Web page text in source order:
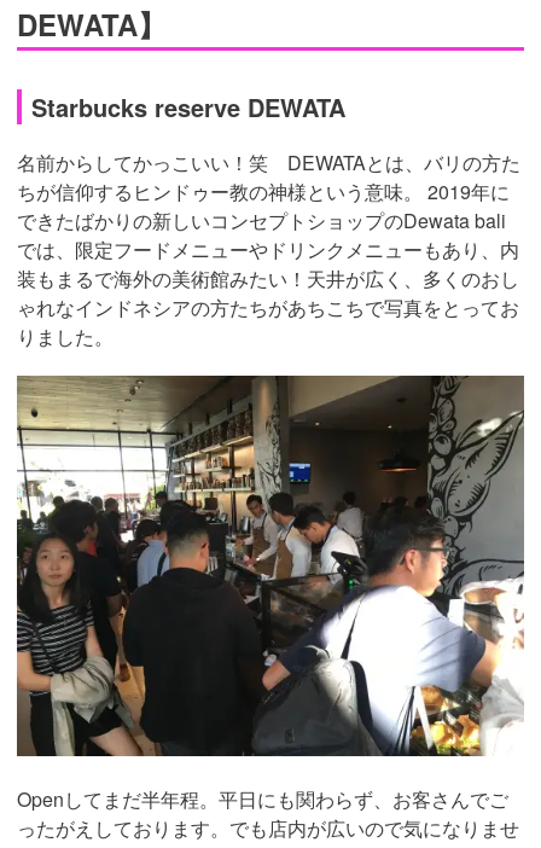
DEWATA】
Starbucks reserve DEWATA
名前からしてかっこいい！笑 DEWATAとは、バリの方た
ちが信仰するヒンドゥー教の神様という意味。 2019年に
できたばかりの新しいコンセプトショップのDewata bali
では、限定フードメニューやドリンクメニューもあり、内
装もまるで海外の美術館みたい！天井が広く、多くのおし
ゃれなインドネシアの方たちがあちこちで写真をとってお
りました。
Openしてまだ半年程。平日にも関わらず、お客さんでご
ったがえしております。でも店内が広いので気になりませ